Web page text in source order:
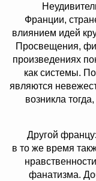
Франции,
влиянием идей
Просвещения,
произведениях
как системы.
являются
возникла
Другой
в то же время
фанатизма.